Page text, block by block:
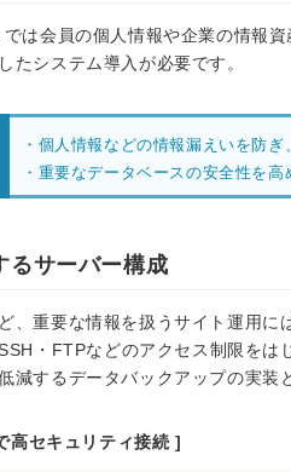
は会員の個人情報や企業の情報
たシステム導入が必要です。
個人情報などの情報漏えいを防ぎ
重要なデータベースの安全性を高
るサーバー構成
、重要な情報を扱うサイト運用に
・FTPなどのアクセス制限をは
減するデータバックアップの実装
高セキュリティ接続 ]